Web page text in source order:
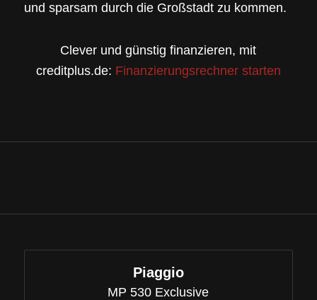
und sparsam durch die Großstadt zu kommen.
Clever und günstig finanzieren, mit
creditplus.de: Finanzierungsrechner starten
Piaggio
MP 530 Exclusive